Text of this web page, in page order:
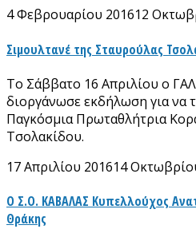
4 Φεβρουαρίου 201612
Σιμουλτανέ της Σταυρούλας
Το Σάββατο 16 Απριλίου ο
διοργάνωσε εκδήλωση για να
Παγκόσμια Πρωταθλήτρια
Τσολακίδου.
17 Απριλίου 201614
Ο Σ.Ο. ΚΑΒΑΛΑΣ Κυπελλούχος
Θράκης